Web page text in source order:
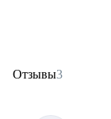
Отзывы3